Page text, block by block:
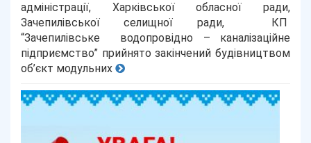
адміністрації, Харківської обласної ради,
Зачепилівської селищної ради, КП
“Зачепилівське водопровідно – каналізаційне
підприємство” прийнято закінчений будівництвом
об’єкт модульних